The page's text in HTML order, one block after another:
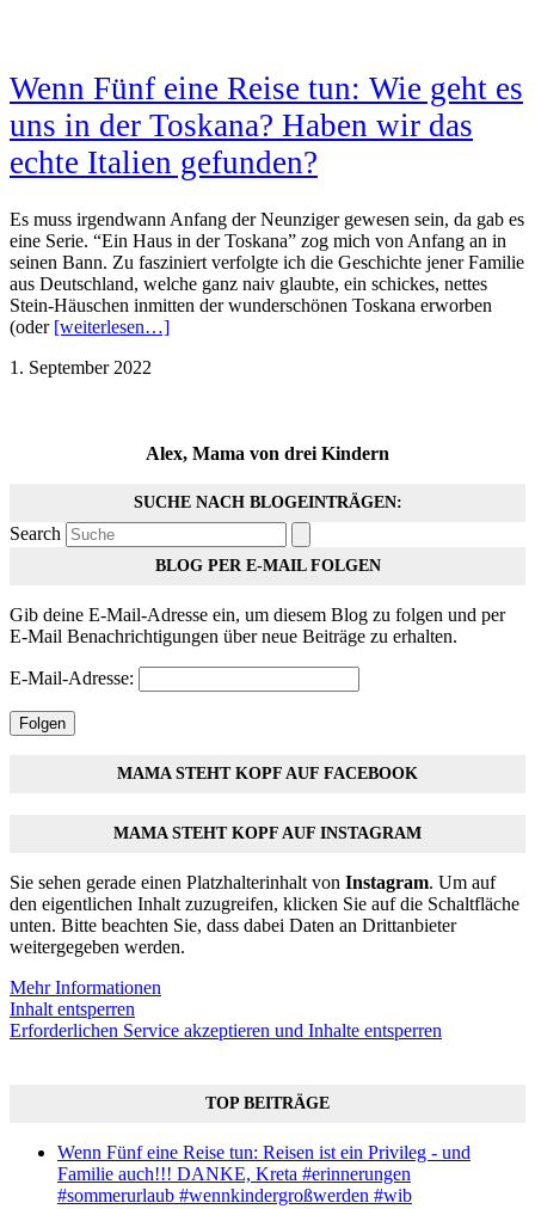
Wenn Fünf eine Reise tun: Wie geht es
uns in der Toskana? Haben wir das
echte Italien gefunden?
Es muss irgendwann Anfang der Neunziger gewesen sein, da gab es
eine Serie. “Ein Haus in der Toskana” zog mich von Anfang an in
seinen Bann. Zu fasziniert verfolgte ich die Geschichte jener Familie
aus Deutschland, welche ganz naiv glaubte, ein schickes, nettes
Stein-Häuschen inmitten der wunderschönen Toskana erworben
(oder [weiterlesen…]
1. September 2022
Alex, Mama von drei Kindern
SUCHE NACH BLOGEINTRÄGEN:
Search
BLOG PER E-MAIL FOLGEN
Gib deine E-Mail-Adresse ein, um diesem Blog zu folgen und per
E-Mail Benachrichtigungen über neue Beiträge zu erhalten.
E-Mail-Adresse:
Folgen
MAMA STEHT KOPF AUF FACEBOOK
MAMA STEHT KOPF AUF INSTAGRAM
Sie sehen gerade einen Platzhalterinhalt von Instagram. Um auf
den eigentlichen Inhalt zuzugreifen, klicken Sie auf die Schaltfläche
unten. Bitte beachten Sie, dass dabei Daten an Drittanbieter
weitergegeben werden.
Mehr Informationen
Inhalt entsperren
Erforderlichen Service akzeptieren und Inhalte entsperren
TOP BEITRÄGE
Wenn Fünf eine Reise tun: Reisen ist ein Privileg - und
Familie auch!!! DANKE, Kreta #erinnerungen
#sommerurlaub #wennkindergroßwerden #wib